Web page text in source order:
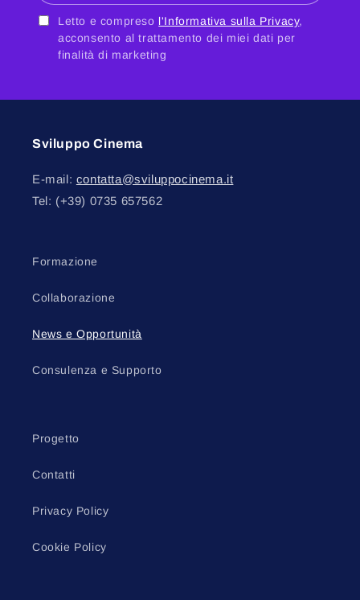
Letto e compreso l'Informativa sulla Privacy,
acconsento al trattamento dei miei dati per
finalità di marketing
Sviluppo Cinema
E-mail: contatta@sviluppocinema.it
Tel: (+39) 0735 657562
Formazione
Collaborazione
News e Opportunità
Consulenza e Supporto
Progetto
Contatti
Privacy Policy
Cookie Policy